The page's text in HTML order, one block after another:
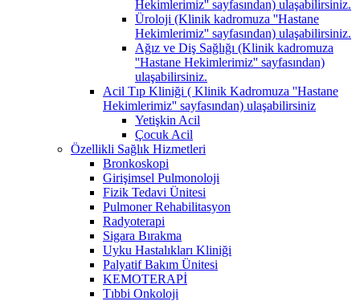
Hekimlerimiz'' sayfasından) ulaşabilirsiniz.
Üroloji (Klinik kadromuza ''Hastane
Hekimlerimiz'' sayfasından) ulaşabilirsiniz.
Ağız ve Diş Sağlığı (Klinik kadromuza
''Hastane Hekimlerimiz'' sayfasından)
ulaşabilirsiniz.
Acil Tıp Kliniği ( Klinik Kadromuza ''Hastane
Hekimlerimiz'' sayfasından) ulaşabilirsiniz
Yetişkin Acil
Çocuk Acil
Özellikli Sağlık Hizmetleri
Bronkoskopi
Girişimsel Pulmonoloji
Fizik Tedavi Ünitesi
Pulmoner Rehabilitasyon
Radyoterapi
Sigara Bırakma
Uyku Hastalıkları Kliniği
Palyatif Bakım Ünitesi
KEMOTERAPİ
Tıbbi Onkoloji